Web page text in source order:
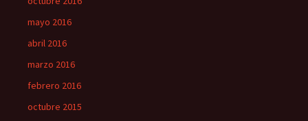
mayo 2016
abril 2016
marzo 2016
febrero 2016
octubre 2015